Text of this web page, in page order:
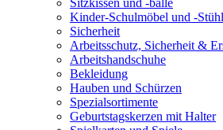
Sitzkissen und -bälle
Kinder-Schulmöbel und -
Sicherheit
Arbeitsschutz, Sicherheit &
Arbeitshandschuhe
Bekleidung
Hauben und Schürzen
Spezialsortimente
Geburtstagskerzen mit Halter